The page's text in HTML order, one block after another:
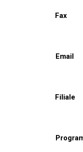
Fax
Email
Filiale